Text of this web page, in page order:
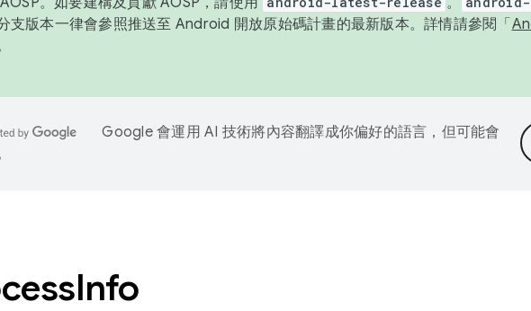
支版本一律會參照推送至 Android 開放原始碼計畫的最新版本。詳情請參閱「
Google 會運用 AI 技術將內容翻譯成你偏好的語言，但可能會
Info